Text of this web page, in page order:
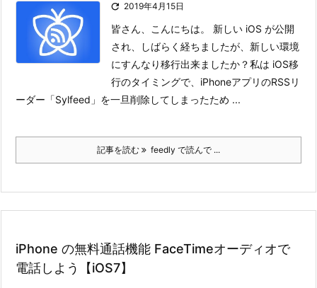
 2019年4月15日
皆さん、こんにちは。 新しい iOS が公開
され、しばらく経ちましたが、新しい環境
にすんなり移行出来ましたか？私は iOS移
行のタイミングで、iPhoneアプリのRSSリ
ーダー「Sylfeed」を一旦削除してしまったため ...
記事を読む feedly で読んで ...
iPhone の無料通話機能 FaceTimeオーディオで
電話しよう【iOS7】